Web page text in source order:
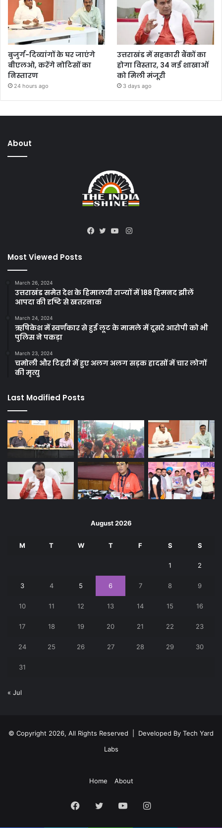
बुजुर्ग-दिव्यांगों के घर जाएंगे
बीएलओ, करेंगे नोटिसों का
निस्तारण
24 hours ago
उत्तराखंड में सहकारी बैंकों का
होगा विस्तार, 34 नई शाखाओं
को मिली मंजूरी
3 days ago
About
Instagram
Most Viewed Posts
March 26, 2024
उत्तराखंड समेत देश के हिमालयी राज्यों में 188 हिमनद झीलें
आपदा की दृष्टि से खतरनाक
March 24, 2024
ऋषिकेश में स्वर्णकार से हुई लूट के मामले में दूसरे आरोपी को भी
पुलिस ने पकड़ा
March 23, 2024
चमोली और टिहरी में हुए अलग अलग सड़क हादसों में चार लोगों
की मृत्यु
Last Modified Posts
August 2026
M T W T F S S
1 2
3 4 5 6 7 8 9
10 11 12 13 14 15 16
17 18 19 20 21 22 23
24 25 26 27 28 29 30
31
« Jul
© Copyright 2026, All Rights Reserved | Developed By Tech Yard
Labs
Home About
Facebook
Twitter YouTubeInstagram